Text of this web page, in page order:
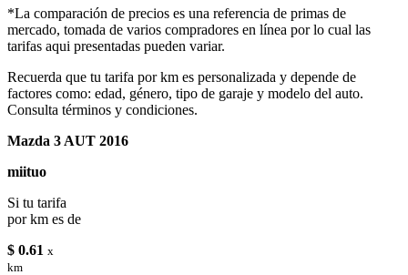
*La comparación de precios es una referencia de primas de
mercado, tomada de varios compradores en línea por lo cual las
tarifas aqui presentadas pueden variar.
Recuerda que tu tarifa por km es personalizada y depende de
factores como: edad, género, tipo de garaje y modelo del auto.
Consulta términos y condiciones.
Mazda 3 AUT 2016
miituo
Si tu tarifa
por km es de
$ 0.61 x
km